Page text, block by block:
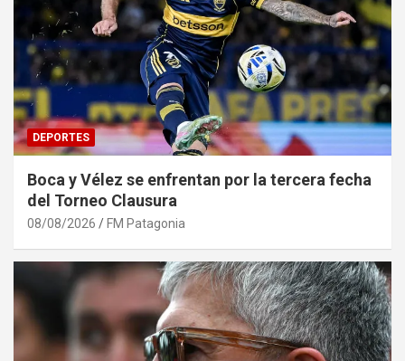
DEPORTES
Boca y Vélez se enfrentan por la tercera fecha
del Torneo Clausura
08/08/2026 FM Patagonia